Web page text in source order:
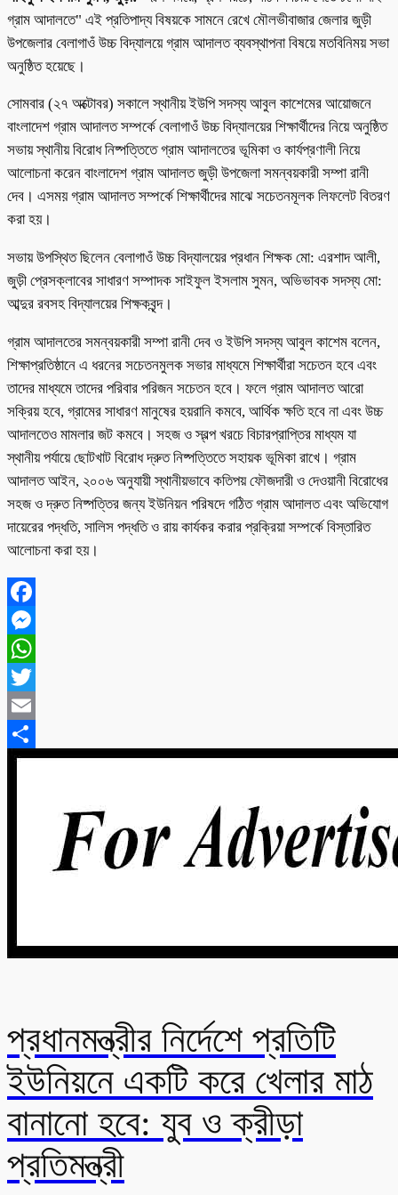
গ্রাম আদালতে" এই প্রতিপাদ্য বিষয়কে সামনে রেখে মৌলভীবাজার জেলার জুড়ী
উপজেলার বেলাগাওঁ উচ্চ বিদ্যালয়ে গ্রাম আদালত ব্যবস্থাপনা বিষয়ে মতবিনিময় সভা
অনুষ্ঠিত হয়েছে।
সোমবার (২৭ অক্টোবর) সকালে স্থানীয় ইউপি সদস্য আবুল কাশেমের আয়োজনে
বাংলাদেশ গ্রাম আদালত সম্পর্কে বেলাগাওঁ উচ্চ বিদ্যালয়ের শিক্ষার্থীদের নিয়ে অনুষ্ঠিত
সভায় স্থানীয় বিরোধ নিষ্পত্তিতে গ্রাম আদালতের ভূমিকা ও কার্যপ্রণালী নিয়ে
আলোচনা করেন বাংলাদেশ গ্রাম আদালত জুড়ী উপজেলা সমন্বয়কারী সম্পা রানী
দেব। এসময় গ্রাম আদালত সম্পর্কে শিক্ষার্থীদের মাঝে সচেতনমূলক লিফলেট বিতরণ
করা হয়।
সভায় উপস্থিত ছিলেন বেলাগাওঁ উচ্চ বিদ্যালয়ের প্রধান শিক্ষক মো: এরশাদ আলী,
জুড়ী প্রেসক্লাবের সাধারণ সম্পাদক সাইফুল ইসলাম সুমন, অভিভাবক সদস্য মো:
আব্দুর রবসহ বিদ্যালয়ের শিক্ষকবৃন্দ।
গ্রাম আদালতের সমন্বয়কারী সম্পা রানী দেব ও ইউপি সদস্য আবুল কাশেম বলেন,
শিক্ষাপ্রতিষ্ঠানে এ ধরনের সচেতনমুলক সভার মাধ্যমে শিক্ষার্থীরা সচেতন হবে এবং
তাদের মাধ্যমে তাদের পরিবার পরিজন সচেতন হবে। ফলে গ্রাম আদালত আরো
সক্রিয় হবে, গ্রামের সাধারণ মানুষের হয়রানি কমবে, আর্থিক ক্ষতি হবে না এবং উচ্চ
আদালতেও মামলার জট কমবে। সহজ ও স্বল্প খরচে বিচারপ্রাপ্তির মাধ্যম যা
স্থানীয় পর্যায়ে ছোটখাট বিরোধ দ্রুত নিষ্পত্তিতে সহায়ক ভূমিকা রাখে। গ্রাম
আদালত আইন, ২০০৬ অনুযায়ী স্থানীয়ভাবে কতিপয় ফৌজদারী ও দেওয়ানী বিরোধের
সহজ ও দ্রুত নিষ্পত্তির জন্য ইউনিয়ন পরিষদে গঠিত গ্রাম আদালত এবং অভিযোগ
দায়েরের পদ্ধতি, সালিস পদ্ধতি ও রায় কার্যকর করার প্রক্রিয়া সম্পর্কে বিস্তারিত
আলোচনা করা হয়।
Facebook
Messenger
WhatsApp
Twitter
Email
Share
প্রধানমন্ত্রীর নির্দেশে প্রতিটি
ইউনিয়নে একটি করে খেলার মাঠ
বানানো হবে: যুব ও ক্রীড়া
প্রতিমন্ত্রী